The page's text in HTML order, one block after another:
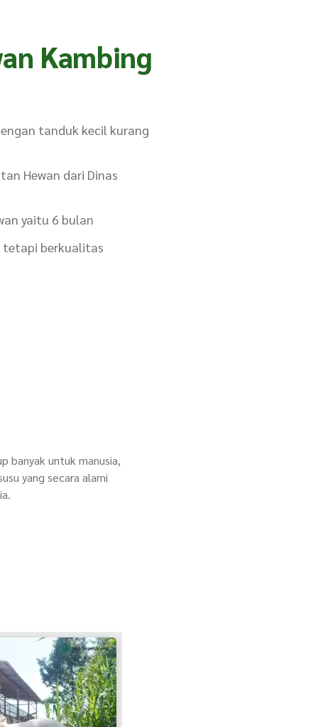
Kambing
tanduk kecil kurang
Hewan dari Dinas
yaitu 6 bulan
tetapi berkualitas
banyak untuk manusia,
yang secara alami